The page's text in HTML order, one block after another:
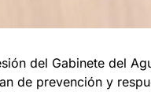
del Gabinete del
de prevención y